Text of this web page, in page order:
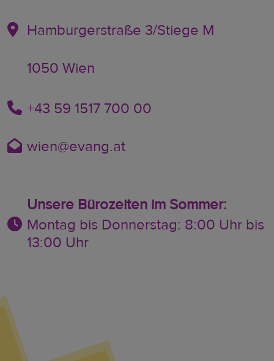
Hamburgerstraße 3/Stiege M
1050 Wien
+43 59 1517 700 00
wien@evang.at
Unsere Bürozeiten im Sommer:
Montag bis Donnerstag: 8:00 Uhr bis
13:00 Uhr